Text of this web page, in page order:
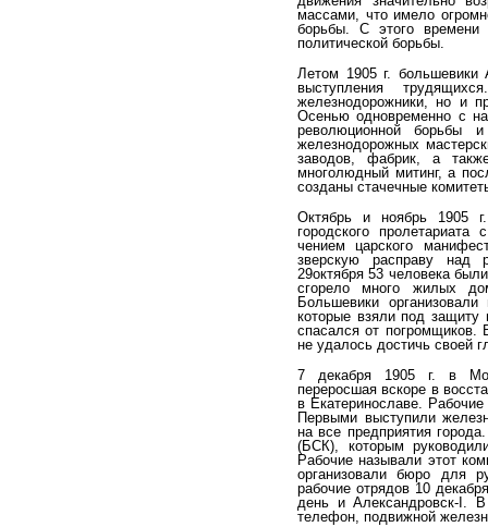
массами, что имело
борьбы. С этого времени
полити­ческой борьбы.
Летом 1905 г. большевики
выступления
железнодорожники, но и
Осенью одновременно с
революционной борьбы
железнодорожных
заводов, фабрик, а
многолюдный митинг, а
созданы стачечные
Октябрь и ноябрь 1905
городского
чением царского
зверскую расправу над
29октября 53 человека
сгорело много жилых
Большевики
которые взяли под
спасался от погромщиков.
не удалось достичь своей
7 декабря 1905 г. в
переросшая вскоре в
в Екатеринославе.
Первыми выступи­ли
на все предприятия
(БСК), ко­торым
Рабочие называли этот
органи­зовали бюро для
рабочие отрядов 10
день и Александровск-I.
телефон, подвижной